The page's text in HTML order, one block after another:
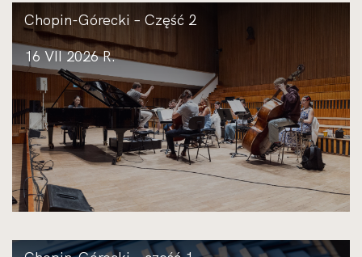
Chopin-Górecki – Część 2
16 VII 2026 R.